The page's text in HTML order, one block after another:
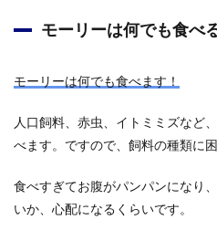
モーリーは何でも食べ
モーリーは何でも食べます！
人口飼料、赤虫、イトミミズなど
べます。ですので、飼料の種類に
食べすぎてお腹がパンパンになり
いか、心配になるくらいです。